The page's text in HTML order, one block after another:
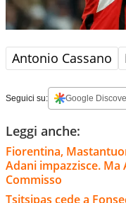
Antonio Cassano
Seguici su: Google
Leggi anche:
Fiorentina,
Adani impazzisce. Ma
Commisso
Tsitsipas cede a